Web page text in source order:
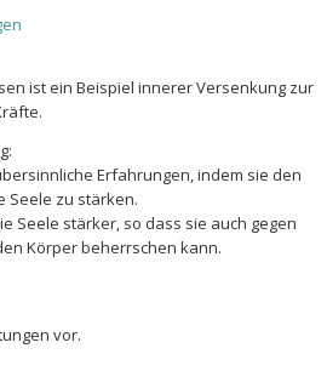
ist ein Beispiel innerer Versenkung zur
Erfahrungen, indem sie den
Seele zu stärken.
Seele stärker, so dass sie auch gegen
Körper beherrschen kann.
vor.